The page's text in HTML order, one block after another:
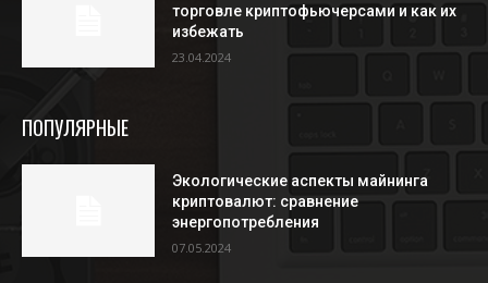
торговле криптофьючерсами и как их
избежать
23.04.2024
ПОПУЛЯРНЫЕ
Экологические аспекты майнинга
криптовалют: сравнение
энергопотребления
07.05.2024